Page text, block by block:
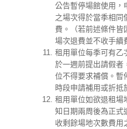
公告暫停場館使用，
之場次得於當季相同
費。（若前述條件皆
場次退費並不收手續
租用單位每季可有乙
於一週前提出請假者
位不得要求補償。暫
時段申請補用或折抵
租用單位如欲退租場
知日期兩周後為正式
收剩餘場地次數費用